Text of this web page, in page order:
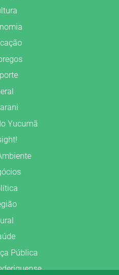
Yucumã
Pública